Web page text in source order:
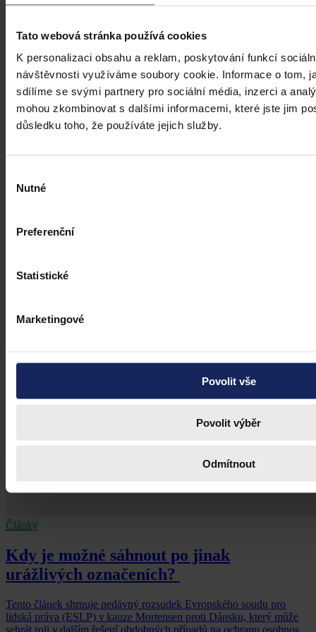
Tato webová stránka používá cookies
K personalizaci obsahu a reklam, poskytování funkcí
návštěvnosti využíváme soubory cookie. Informace o tom,
sdílíme se svými partnery pro sociální média, inzerci a
mohou zkombinovat s dalšími informacemi, které jste jim
důsledku toho, že používáte jejich služby.
souhlasu
Nutné
Preferenční
Statistické
Marketingové
Povolit vše
Povolit výběr
Odmítnout
Články
Transparentní odměňování v Česku má
zpoždění, firmám bez jasného systému
přesto hrozí pokuty i doplacení mezd
informační asymetrii na pracovním trhu a dlouhodobě tak přispět i
Články
Kdy je možné sáhnout po jinak
urážlivých označeních?
Tento článek shrnuje nedávný rozsudek Evropského soudu pro
lidská práva (ESLP) v kauze Mortensen proti Dánsku, který může